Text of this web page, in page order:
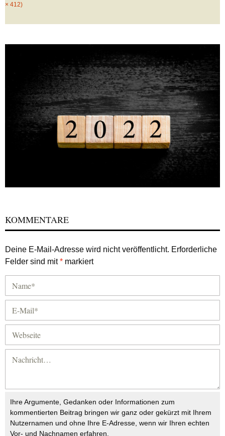
× 412)
KOMMENTARE
Deine E-Mail-Adresse wird nicht veröffentlicht. Erforderliche
Felder sind mit* markiert
Ihre Argumente, Gedanken oder Informationen zum
kommentierten Beitrag bringen wir ganz oder gekürzt mit Ihrem
Nutzernamen und ohne Ihre E-Adresse, wenn wir Ihren echten
Vor- und Nachnamen erfahren.